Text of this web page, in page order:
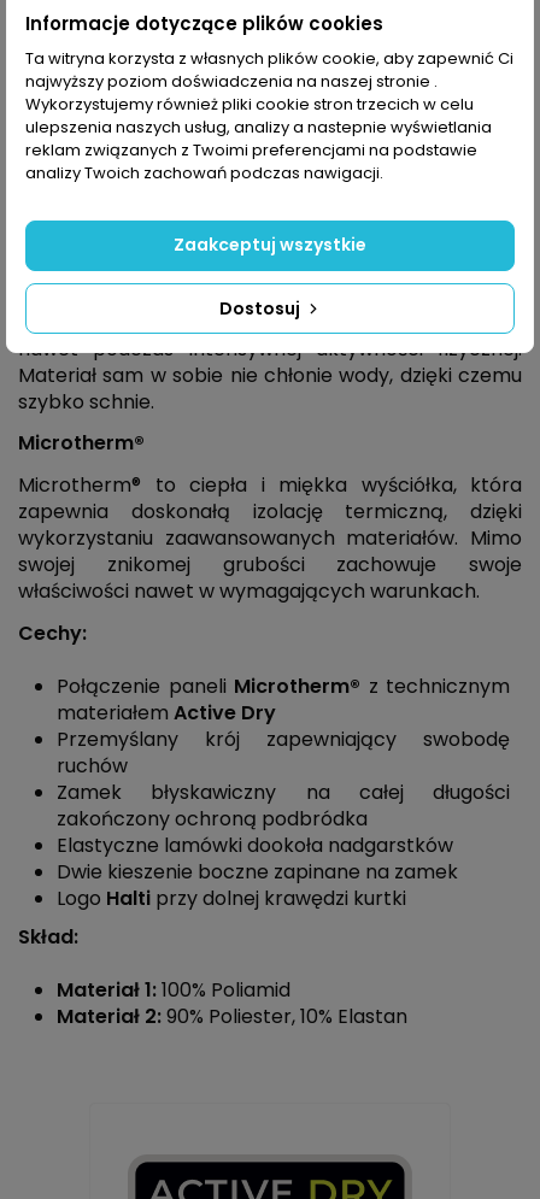
Elastyczny materiał zapewnia maksymalną swobodę
ruchów oraz dobre dopasowanie.
Bluza została wyposażona w wysoki kołnierz
chroniący szyję oraz pełny zamek błyskawiczny
zakończony patką chroniącą podbródek. Posiada
dwie praktyczne kieszenie boczne zapinane na
zamek, w których można bezpiecznie schować
Active Dry to materiał skutecznie odprowadzający
wilgoć z powierzchni skóry, zapewniając suchość
nawet podczas intensywnej aktywności fizycznej.
Materiał sam w sobie nie chłonie wody, dzięki czemu
szybko schnie.
Microtherm®
Microtherm® to ciepła i miękka wyściółka, która
zapewnia doskonałą izolację termiczną, dzięki
wykorzystaniu zaawansowanych materiałów. Mimo
swojej znikomej grubości zachowuje swoje
właściwości nawet w wymagających warunkach.
Cechy:
Połączenie paneli Microtherm® z technicznym
materiałem Active Dry
Przemyślany krój zapewniający swobodę
ruchów
Zamek błyskawiczny na całej długości
zakończony ochroną podbródka
Elastyczne lamówki dookoła nadgarstków
Dwie kieszenie boczne zapinane na zamek
Logo Halti przy dolnej krawędzi kurtki
Skład:
Materiał 1:100% Poliamid
Materiał 2:90% Poliester, 10% Elastan
Informacje dotyczące plików cookies
Ta witryna korzysta z własnych plików cookie, aby zapewnić Ci
najwyższy poziom doświadczenia na naszej stronie .
Wykorzystujemy również pliki cookie stron trzecich w celu
ulepszenia naszych usług, analizy a nastepnie wyświetlania
reklam związanych z Twoimi preferencjami na podstawie
analizy Twoich zachowań podczas nawigacji.
Dostosuj
Zaakceptuj wszystkie